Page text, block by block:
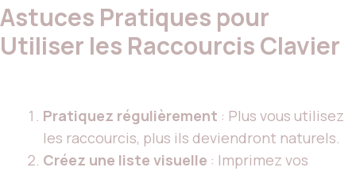
Astuces Pratiques pour
Utiliser les Raccourcis Clavier
Pratiquez régulièrement : Plus vous utilisez
les raccourcis, plus ils deviendront naturels.
Créez une liste visuelle : Imprimez vos